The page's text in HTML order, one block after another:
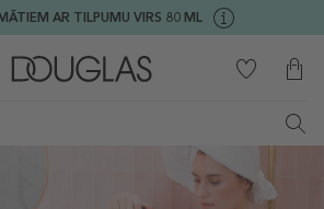
AR TILPUMU VIRS 80 ML